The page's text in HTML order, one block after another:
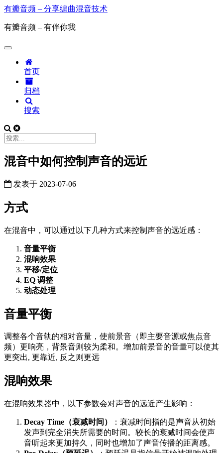
有瓣音频 – 分享编曲混音技术
有瓣音频 – 有伴你我
首页
归档
搜索
混音中如何控制声音的远近
发表于 2023-07-06
方式
在混音中，可以通过以下几种方式来控制声音的远近感：
音量平衡
混响效果
平移/定位
EQ 调整
动态处理
音量平衡
调整各个音轨的相对音量，使前景音（即主要音源或焦点音
频）更响亮，背景音则较为柔和。增加前景音的音量可以使其
更突出, 更靠近, 反之则更远
混响效果
在混响效果器中，以下参数会对声音的远近产生影响：
Decay Time（衰减时间）
：衰减时间指的是声音从初始
发声到完全消失所需要的时间。较长的衰减时间会使声
音听起来更加持久，同时也增加了声音传播的距离感。